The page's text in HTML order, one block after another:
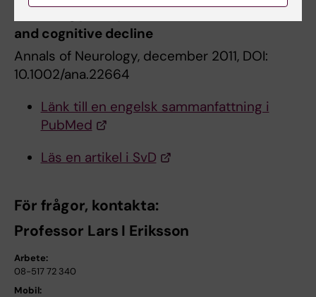
and cognitive decline
Annals of Neurology, december 2011, DOI:
10.1002/ana.22664
Länk till en engelsk sammanfattning i
PubMed
Läs en artikel i SvD
För frågor, kontakta:
Professor Lars I Eriksson
Arbete:
08-517 72 340
Mobil: